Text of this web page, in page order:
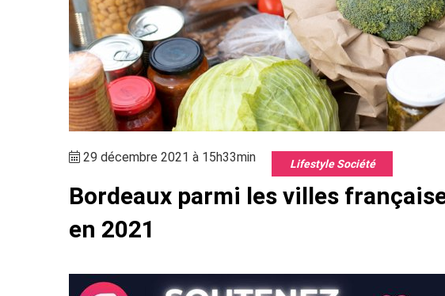
29 décembre 2021 à 15h33min Lifestyle Société
Bordeaux parmi les villes
en 2021